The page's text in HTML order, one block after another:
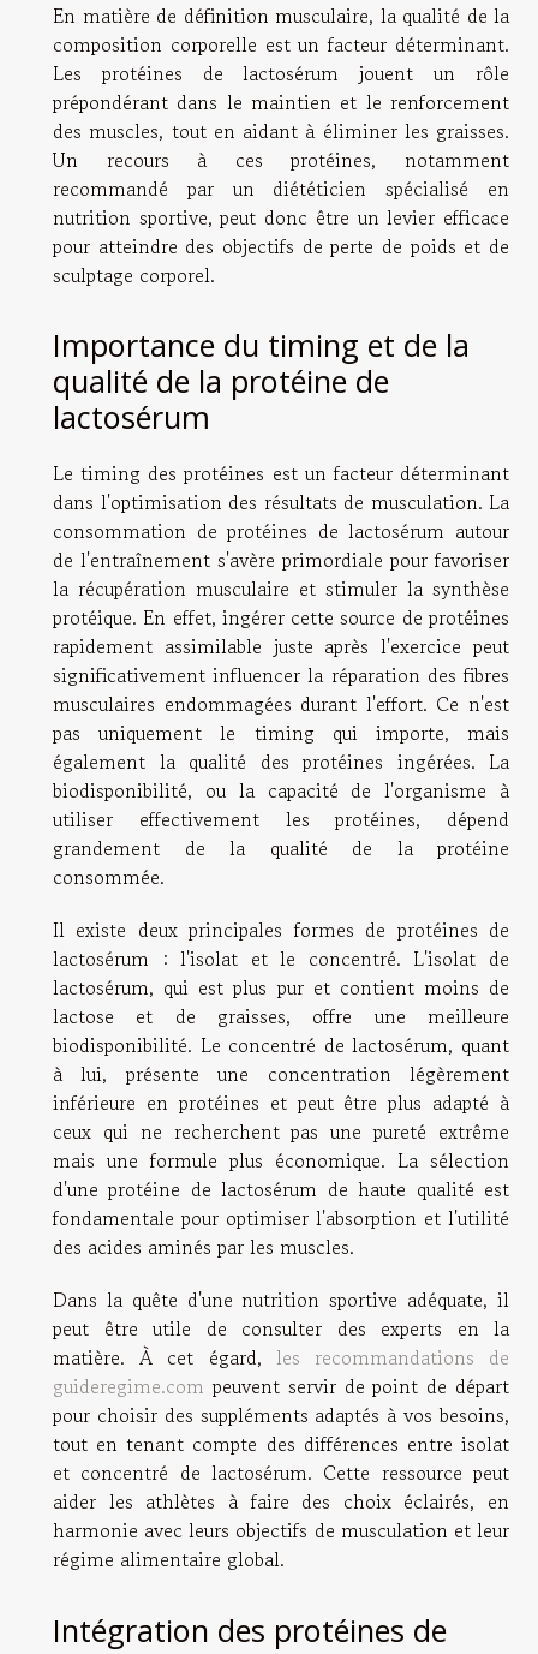
En matière de définition musculaire, la qualité de la
composition corporelle est un facteur déterminant.
Les protéines de lactosérum jouent un rôle
prépondérant dans le maintien et le renforcement
des muscles, tout en aidant à éliminer les graisses.
Un recours à ces protéines, notamment
recommandé par un diététicien spécialisé en
nutrition sportive, peut donc être un levier efficace
pour atteindre des objectifs de perte de poids et de
sculptage corporel.
Importance du timing et de la
qualité de la protéine de
lactosérum
Le timing des protéines est un facteur déterminant
dans l'optimisation des résultats de musculation. La
consommation de protéines de lactosérum autour
de l'entraînement s'avère primordiale pour favoriser
la récupération musculaire et stimuler la synthèse
protéique. En effet, ingérer cette source de protéines
rapidement assimilable juste après l'exercice peut
significativement influencer la réparation des fibres
musculaires endommagées durant l'effort. Ce n'est
pas uniquement le timing qui importe, mais
également la qualité des protéines ingérées. La
biodisponibilité, ou la capacité de l'organisme à
utiliser effectivement les protéines, dépend
grandement de la qualité de la protéine
consommée.
Il existe deux principales formes de protéines de
lactosérum : l'isolat et le concentré. L'isolat de
lactosérum, qui est plus pur et contient moins de
lactose et de graisses, offre une meilleure
biodisponibilité. Le concentré de lactosérum, quant
à lui, présente une concentration légèrement
inférieure en protéines et peut être plus adapté à
ceux qui ne recherchent pas une pureté extrême
mais une formule plus économique. La sélection
d'une protéine de lactosérum de haute qualité est
fondamentale pour optimiser l'absorption et l'utilité
des acides aminés par les muscles.
Dans la quête d'une nutrition sportive adéquate, il
peut être utile de consulter des experts en la
matière. À cet égard, les recommandations de
guideregime.com peuvent servir de point de départ
pour choisir des suppléments adaptés à vos besoins,
tout en tenant compte des différences entre isolat
et concentré de lactosérum. Cette ressource peut
aider les athlètes à faire des choix éclairés, en
harmonie avec leurs objectifs de musculation et leur
régime alimentaire global.
Intégration des protéines de